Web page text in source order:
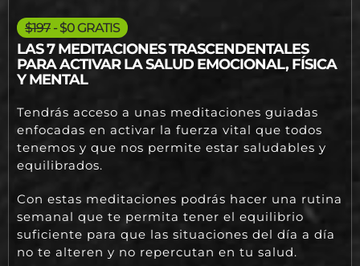
$197 - $0 GRATIS
LAS 7 MEDITACIONES TRASCENDENTALES
PARA ACTIVAR LA SALUD EMOCIONAL, FÍSICA
Y MENTAL
Tendrás acceso a unas meditaciones guiadas
enfocadas en activar la fuerza vital que todos
tenemos y que nos permite estar saludables y
equilibrados.
Con estas meditaciones podrás hacer una rutina
semanal que te permita tener el equilibrio
suficiente para que las situaciones del día a día
no te alteren y no repercutan en tu salud.